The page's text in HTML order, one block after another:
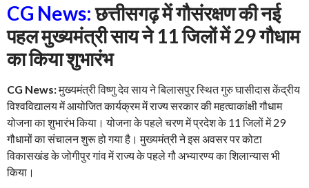
CG News:छत्तीसगढ़ में गौसंरक्षण की नई
पहल मुख्यमंत्री साय ने11जिलों में29गौधाम
का किया शुभारंभ
CG News:मुख्यमंत्री विष्णु देव साय ने बिलासपुर स्थित गुरु घासीदास केंद्रीय
विश्वविद्यालय में आयोजित कार्यक्रम में राज्य सरकार की महत्वाकांक्षी गौधाम
योजना का शुभारंभ किया। योजना के पहले चरण में प्रदेश के 11 जिलों में 29
गौधामों का संचालन शुरू हो गया है। मुख्यमंत्री ने इस अवसर पर कोटा
विकासखंड के जोगीपुर गांव में राज्य के पहले गौ अभ्यारण्य का शिलान्यास भी
किया।